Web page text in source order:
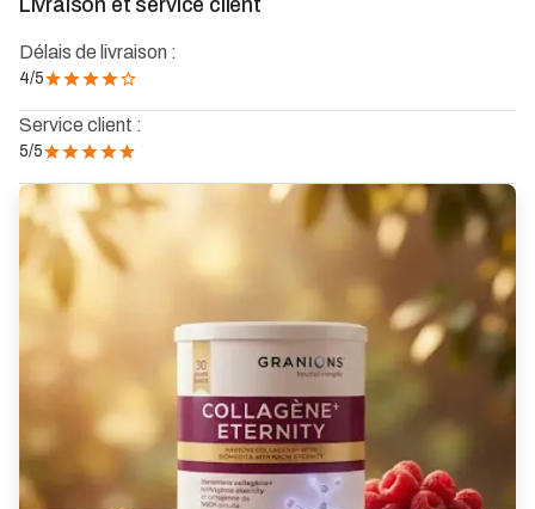
Livraison et service client
Délais de livraison :
4/5
Service client :
5/5